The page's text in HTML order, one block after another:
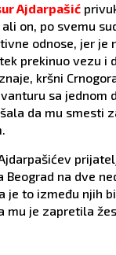
Ajdarpašić
on, po svemu
odnose, jer je
prekinuo vezu i
kršni
sa jednom
da mu smesti
Beograd na dve
je to između njih
mu je zapretila